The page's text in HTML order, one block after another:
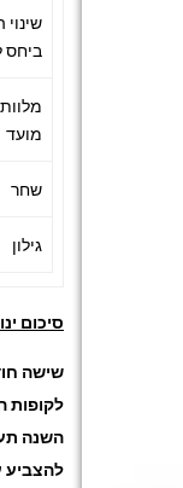
שינוי
ביחס
מועד
שחר
גילון
סיכום
שישה
לקופות
השנה
להצביע